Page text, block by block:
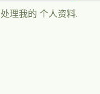
理我的 个人资料.